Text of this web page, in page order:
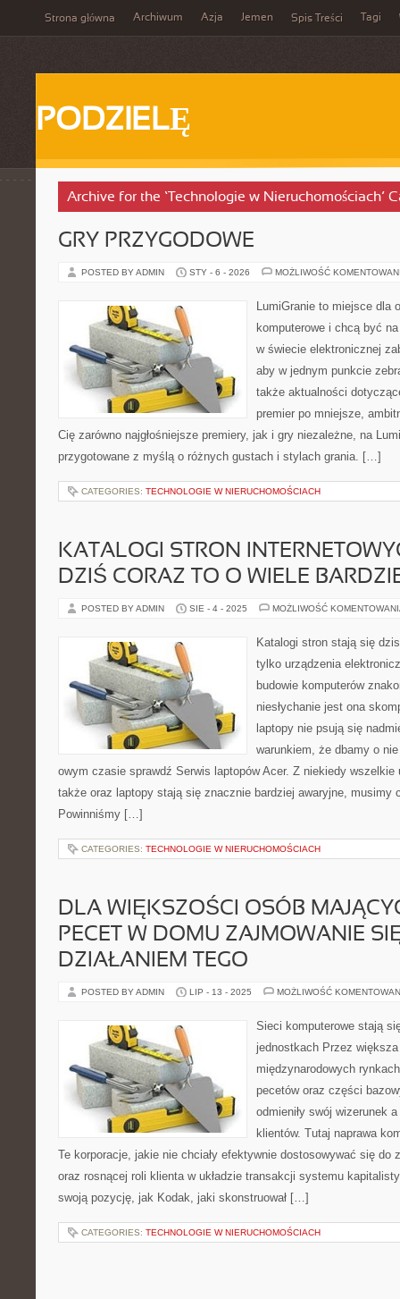
Strona główna Archiwum Azja Jemen Spis Treści Tagi
PODZIELĘ
Archive for the ‘Technologie w Nieruchomościach’
GRY PRZYGODOWE
POSTED BY ADMIN STY - 6 - 2026 MOŻLIWOŚĆ
LumiGranie to miejsce dla
komputerowe i chcą być
w świecie elektronicznej
aby w jednym punkcie
także aktualności
premier po mniejsze,
Cię zarówno najgłośniejsze premiery, jak i gry niezależne, na
przygotowane z myślą o różnych gustach i stylach grania. […]
CATEGORIES: TECHNOLOGIE W NIERUCHOMOŚCIACH
KATALOGI STRON
DZIŚ CORAZ TO O WIELE
POSTED BY ADMIN SIE - 4 - 2025 MOŻLIWOŚĆ
Katalogi stron stają się
tylko urządzenia
budowie komputerów
niesłychanie jest ona
laptopy nie psują się
warunkiem, że dbamy o
owym czasie sprawdź Serwis laptopów Acer. Z niekiedy wszelkie
także oraz laptopy stają się znacznie bardziej awaryjne, musimy
Powinniśmy […]
CATEGORIES: TECHNOLOGIE W NIERUCHOMOŚCIACH
DLA WIĘKSZOŚCI OSÓB
PECET W DOMU ZAJMOWANIE
DZIAŁANIEM TEGO
POSTED BY ADMIN LIP - 13 - 2025 MOŻLIWOŚĆ
Sieci komputerowe stają
jednostkach Przez
międzynarodowych
pecetów oraz części
odmieniły swój wizerunek
klientów. Tutaj naprawa
Te korporacje, jakie nie chciały efektywnie dostosowywać się do
oraz rosnącej roli klienta w układzie transakcji systemu
swoją pozycję, jak Kodak, jaki skonstruował […]
CATEGORIES: TECHNOLOGIE W NIERUCHOMOŚCIACH